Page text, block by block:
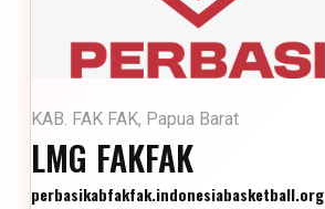
KAB. FAK FAK, Papua Barat
LMG FAKFAK
perbasikabfakfak.indonesiabasketball.org